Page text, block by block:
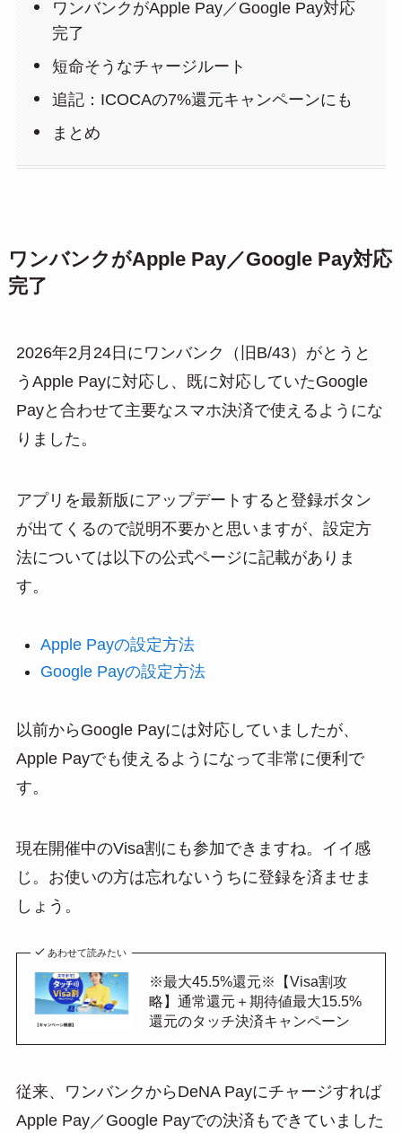
ワンバンクがApple Pay／Google Pay対応
完了
短命そうなチャージルート
追記：ICOCAの7%還元キャンペーンにも
まとめ
ワンバンクがApple Pay／Google Pay対応
完了
2026年2月24日にワンバンク（旧B/43）がとうと
うApple Payに対応し、既に対応していたGoogle
Payと合わせて主要なスマホ決済で使えるようにな
りました。
アプリを最新版にアップデートすると登録ボタン
が出てくるので説明不要かと思いますが、設定方
法については以下の公式ページに記載がありま
す。
Apple Payの設定方法
Google Payの設定方法
以前からGoogle Payには対応していましたが、
Apple Payでも使えるようになって非常に便利で
す。
現在開催中のVisa割にも参加できますね。イイ感
じ。お使いの方は忘れないうちに登録を済ませま
しょう。
あわせて読みたい
※最大45.5%還元※【Visa割攻
略】通常還元＋期待値最大15.5%
還元のタッチ決済キャンペーン
従来、ワンバンクからDeNA Payにチャージすれば
Apple Pay／Google Payでの決済もできていました